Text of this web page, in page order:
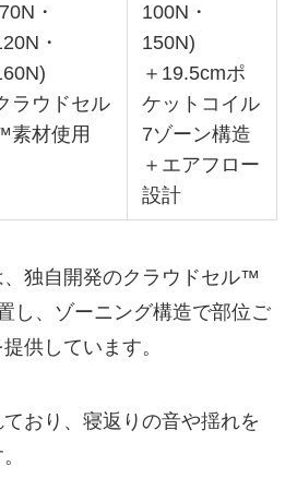
・
・
ラウドセル
素材使用
100N・
150N)
＋19.5cmポ
ケットコイル
7ゾーン構造
＋エアフロー
設計
、独自開発のクラウドセル™
し、ゾーニング構造で部位ご
供しています。
おり、寝返りの音や揺れを